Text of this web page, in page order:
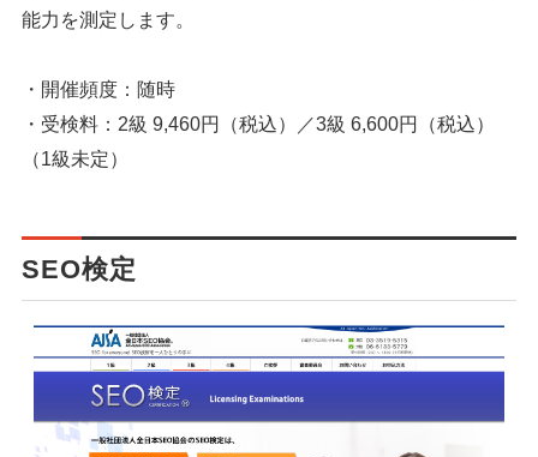
能力を測定します。
・開催頻度：随時
・受検料：2級 9,460円（税込）／3級 6,600円（税込）
（1級未定）
SEO検定